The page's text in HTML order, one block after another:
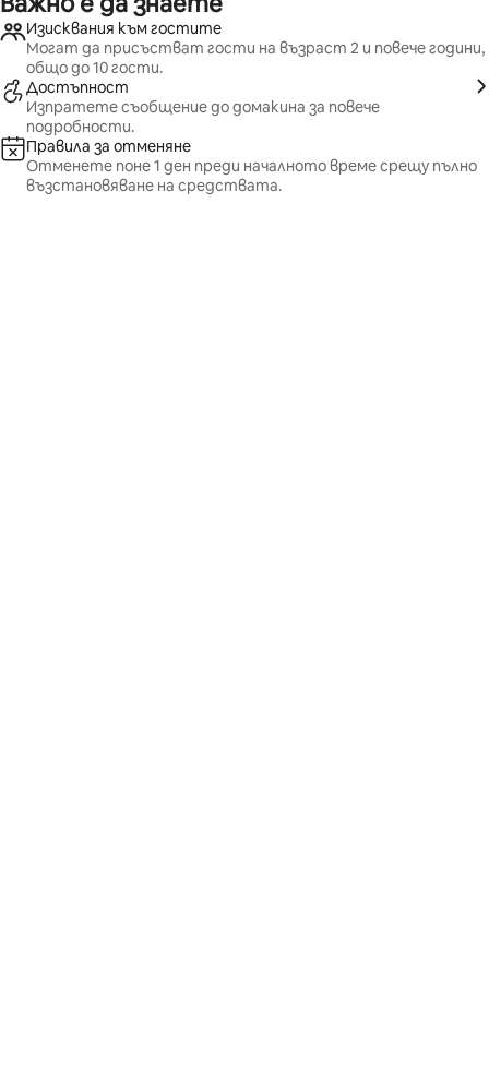
Изисквания към гостите
Могат да присъстват гости на възраст 2 и повече години,
общо до 10 гости.
Достъпност
Изпратете съобщение до домакина за повече
подробности.
Правила за отменяне
Отменете поне 1 ден преди началното време срещу пълно
възстановяване на средствата.